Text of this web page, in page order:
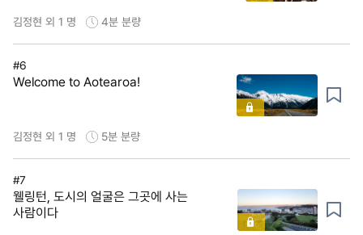
김정현 외 1 명 4분 분량
#6
Welcome to Aotearoa!
김정현 외 1 명 5분 분량
#7
웰링턴, 도시의 얼굴은 그곳에 사는
사람이다